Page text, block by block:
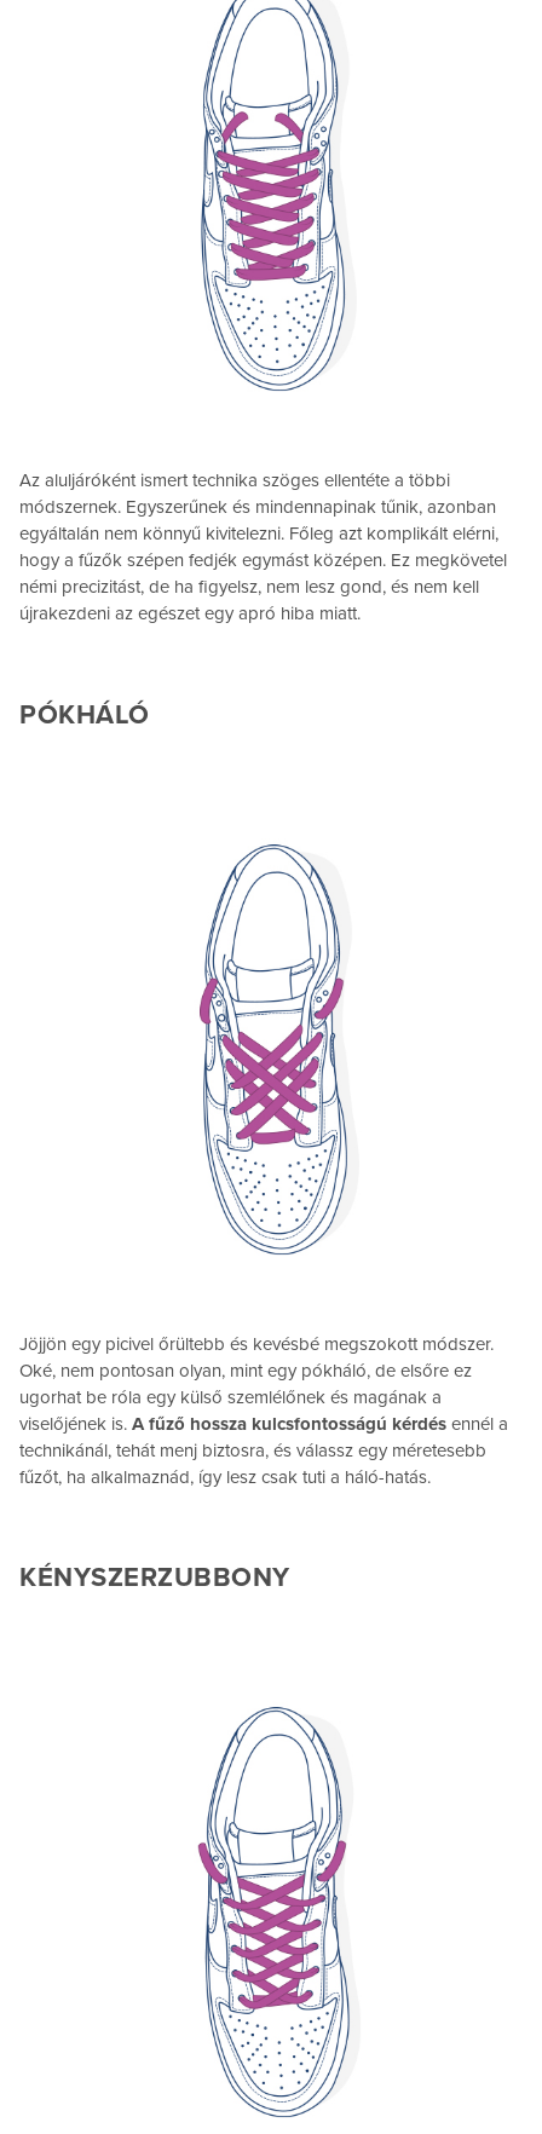
Az aluljáróként ismert technika szöges ellentéte a többi
módszernek. Egyszerűnek és mindennapinak tűnik, azonban
egyáltalán nem könnyű kivitelezni. Főleg azt komplikált elérni,
hogy a fűzők szépen fedjék egymást középen. Ez megkövetel
némi precizitást, de ha figyelsz, nem lesz gond, és nem kell
újrakezdeni az egészet egy apró hiba miatt.
PÓKHÁLÓ
Jöjjön egy picivel őrültebb és kevésbé megszokott módszer.
Oké, nem pontosan olyan, mint egy pókháló, de elsőre ez
ugorhat be róla egy külső szemlélőnek és magának a
viselőjének is. A fűző hossza kulcsfontosságú kérdés ennél a
technikánál, tehát menj biztosra, és válassz egy méretesebb
fűzőt, ha alkalmaznád, így lesz csak tuti a háló-hatás.
KÉNYSZERZUBBONY